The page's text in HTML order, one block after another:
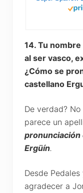
14. Tu
al ser vasco,
¿Cómo se
castellano
De verdad?
parece un
pronunciación
Ergüín.
Desde
agradecer a